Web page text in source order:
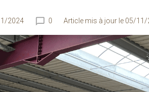
2024 0 Article mis à jour le 05/11/